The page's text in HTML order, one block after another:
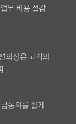
무 비용 절감
의성은 고객의
동의를 쉽게